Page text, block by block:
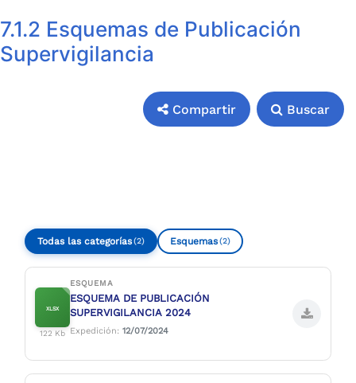
7.1.2 Esquemas de Publicación
Supervigilancia
Compartir Buscar
Todas las categorías(2) Esquemas(2)
XLSX
122 Kb
ESQUEMA
ESQUEMA DE PUBLICACIÓN
SUPERVIGILANCIA 2024
Expedición: 12/07/2024